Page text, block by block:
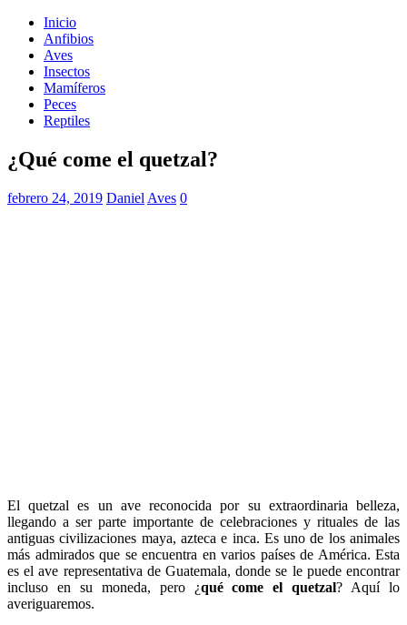
Inicio
Anfibios
Aves
Insectos
Mamíferos
Peces
Reptiles
¿Qué come el quetzal?
febrero 24, 2019 Daniel Aves 0
El quetzal es un ave reconocida por su extraordinaria belleza,
llegando a ser parte importante de celebraciones y rituales de las
antiguas civilizaciones maya, azteca e inca. Es uno de los animales
más admirados que se encuentra en varios países de América. Esta
es el ave representativa de Guatemala, donde se le puede encontrar
incluso en su moneda, pero ¿qué come el quetzal? Aquí lo
averiguaremos.